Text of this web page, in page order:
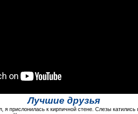
Лучшие друзья
я прислонилась к кирпичной стене. Слезы